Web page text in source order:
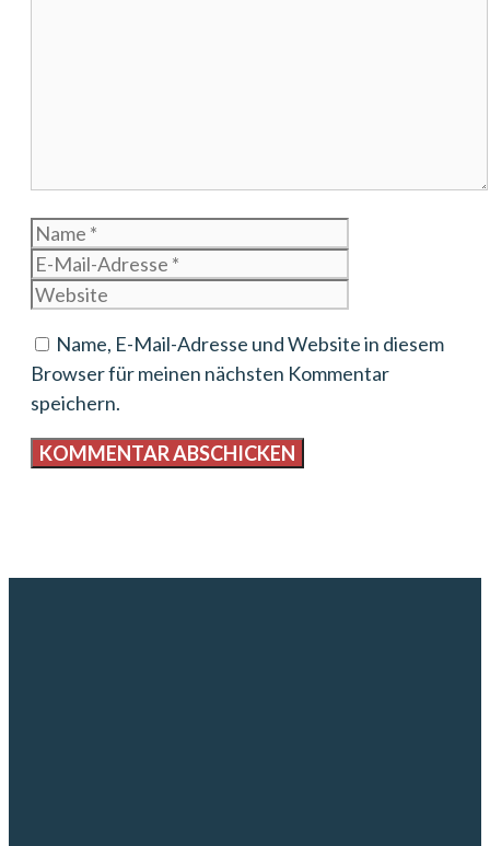
Name
Name, E-Mail-Adresse und Website in diesem
Browser für meinen nächsten Kommentar
speichern.